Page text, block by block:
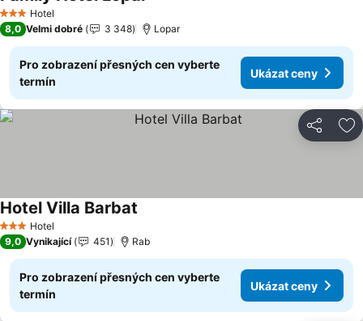
3 Počet hvězdiček
Hotel
8,0 Velmi dobré 3 348 Lopar
Pro zobrazení přesných cen vyberte
termín
Ukázat ceny
Sdílet
3 Počet hvězdiček
Hotel
Hotel Villa Barbat
9,0 Vynikající 451 Rab
Pro zobrazení přesných cen vyberte
termín
Ukázat ceny